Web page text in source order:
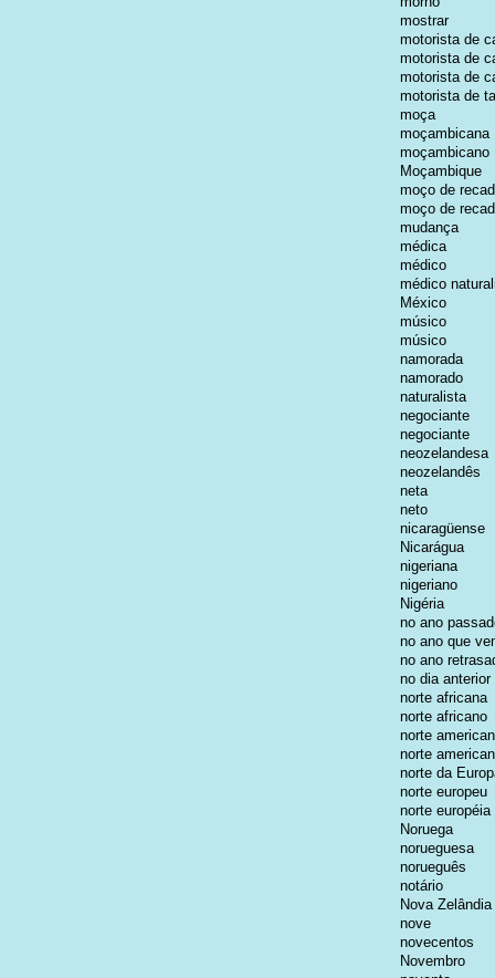
mostrar
motorista de
motorista de
motorista de
motorista de
moça
moçambicana
moçambicano
Moçambique
moço de
moço de
mudança
médica
médico
médico
México
músico
músico
namorada
namorado
naturalista
negociante
negociante
neozelandesa
neozelandês
neta
neto
nicaragüense
Nicarágua
nigeriana
nigeriano
Nigéria
no ano
no ano que
no ano
no dia anterior
norte africana
norte africano
norte
norte
norte da
norte europeu
norte européia
Noruega
norueguesa
norueguês
notário
Nova Zelândia
nove
novecentos
Novembro